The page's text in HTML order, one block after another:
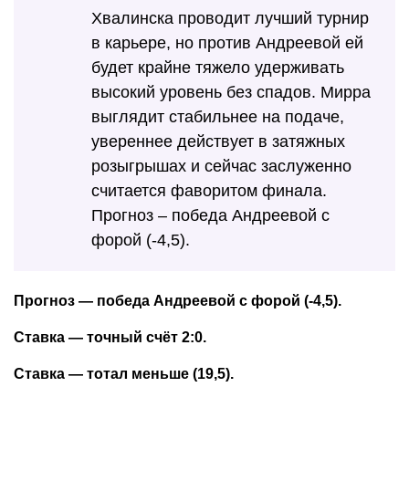
Хвалинска проводит лучший турнир
в карьере, но против Андреевой ей
будет крайне тяжело удерживать
высокий уровень без спадов. Мирра
выглядит стабильнее на подаче,
увереннее действует в затяжных
розыгрышах и сейчас заслуженно
считается фаворитом финала.
Прогноз – победа Андреевой с
форой (-4,5).
Прогноз — победа Андреевой с форой (-4,5).
Ставка — точный счёт 2:0.
Ставка — тотал меньше (19,5).